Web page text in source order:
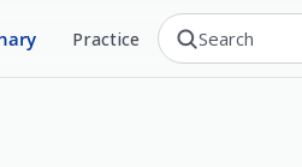
Practice